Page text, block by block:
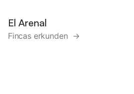
El Arenal
Fincas erkunden →